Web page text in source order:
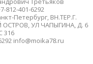
812-401-6292
Петербург, ВН.ТЕР.Г.
УЛ ЧАПЫГИНА, Д. 6
316
info@moika78.ru